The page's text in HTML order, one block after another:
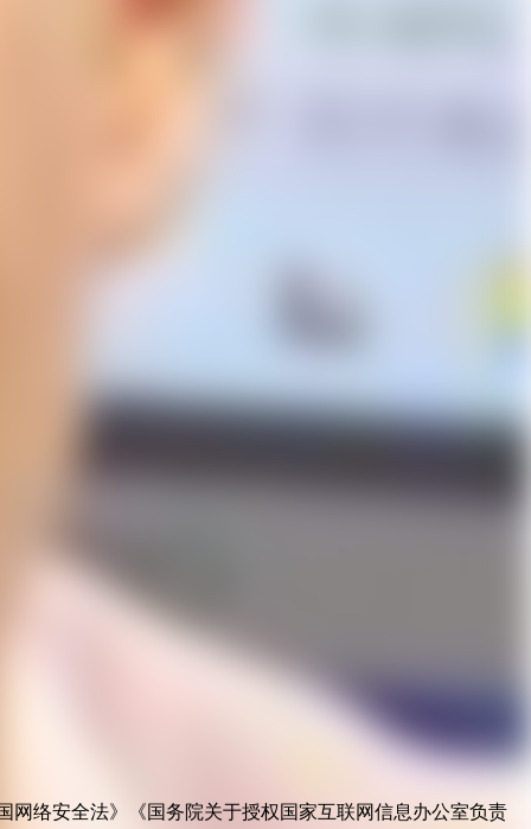
络安全法》《国务院关于授权国家互联网信息办公室负责